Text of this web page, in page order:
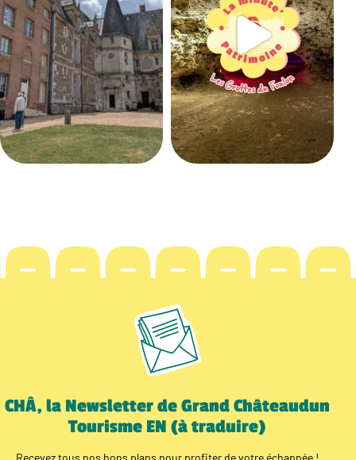
CHÂ, la Newsletter de Grand Châteaudun
Tourisme EN (à traduire)
Recevez tous nos bons plans pour profiter de votre échappée !